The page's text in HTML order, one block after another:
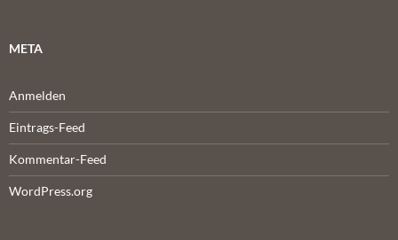
META
Anmelden
Eintrags-Feed
Kommentar-Feed
WordPress.org